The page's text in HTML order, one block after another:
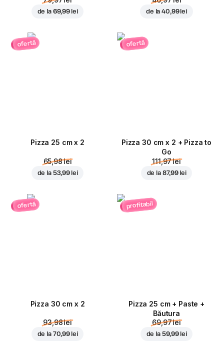
de la 69,99 lei de la40,99 lei
ofertă
Pizza 25 cm x 2
65,98 lei
de la 53,99 lei
ofertă
Pizza 30 cm x 2 + Pizza to
Go
111,97 lei
de la 87,99 lei
ofertă
Pizza 30 cm x 2
93,98 lei
de la 70,99 lei
profitabil
Pizza 25 cm + Paste +
Băutura
69,97 lei
de la 59,99 lei